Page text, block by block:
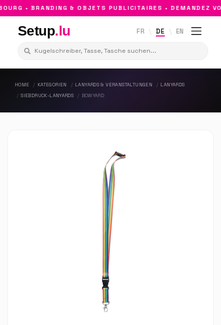
• BRANDING & OBJETS PUBLICITAIRES • DEMANDEZ
Setup.lu FR DE EN
HOME KATEGORIEN LANYARDS & VERANSTALTUNGEN
LANYARDS
SIEBDRUCK-LANYARDS
BOWYARD